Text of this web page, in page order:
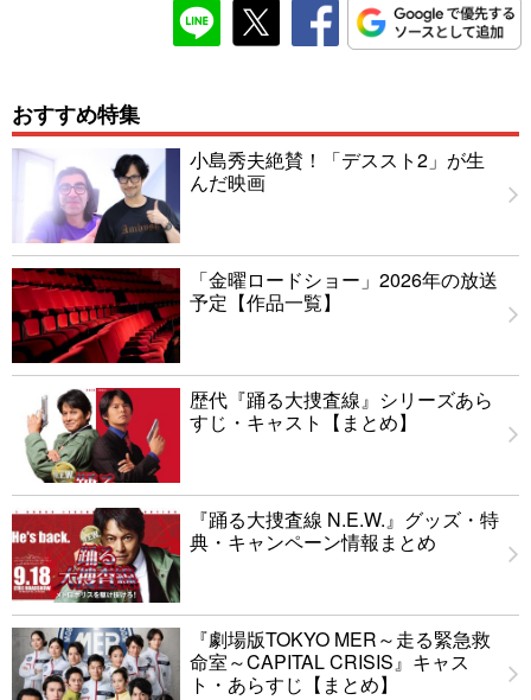
おすすめ特集
小島秀夫絶賛！「デススト2」が生
んだ映画
「金曜ロードショー」2026年の放送
予定【作品一覧】
歴代『踊る大捜査線』シリーズあら
すじ・キャスト【まとめ】
『踊る大捜査線 N.E.W.』グッズ・特
典・キャンペーン情報まとめ
『劇場版TOKYO MER～走る緊急救
命室～CAPITAL CRISIS』キャス
ト・あらすじ【まとめ】